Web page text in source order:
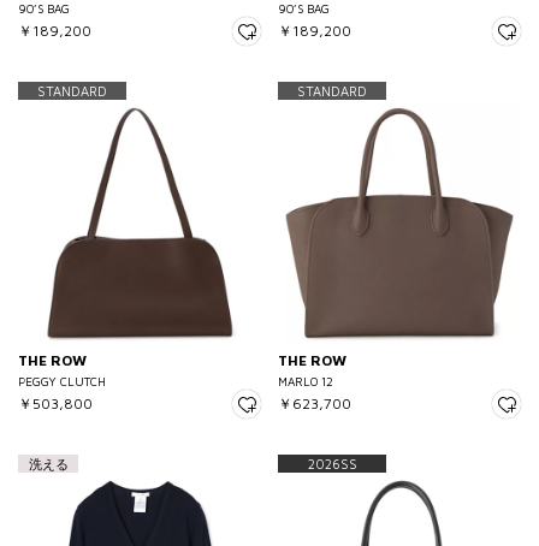
90’S BAG
￥189,200
90’S BAG
￥189,200
STANDARD
THE ROW
PEGGY CLUTCH
￥503,800
STANDARD
THE ROW
MARLO 12
￥623,700
洗える 2026SS